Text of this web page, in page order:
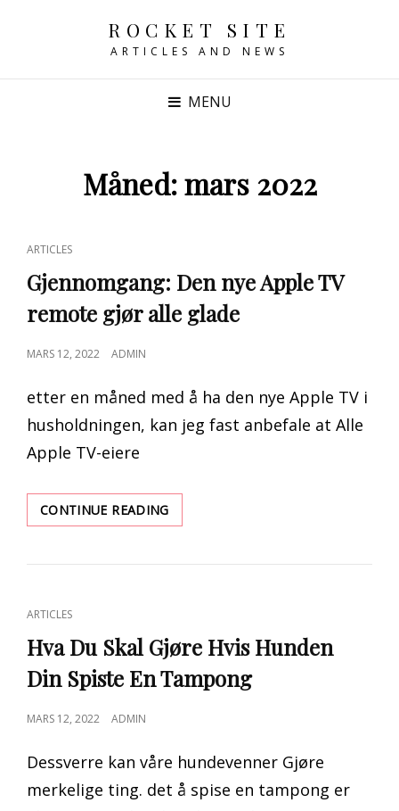
ROCKET SITE
ARTICLES AND NEWS
MENU
Måned:mars 2022
CAT
LINKS
ARTICLES
Gjennomgang: Den nye Apple TV
remote gjør alle glade
POSTED
MARS 12, 2022 ADMIN
etter en måned med å ha den nye Apple TV i
husholdningen, kan jeg fast anbefale at Alle
Apple TV-eiere
CONTINUE READINGGJENNOMGANG:
DEN
APPLE
ALLE
GLADE
CAT
LINKS
ARTICLES
Hva Du Skal Gjøre Hvis Hunden
Din Spiste En Tampong
POSTED
MARS 12, 2022 ADMIN
Dessverre kan våre hundevenner Gjøre
merkelige ting. det å spise en tampong er